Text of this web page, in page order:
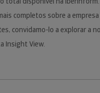
completos sobre a
convidamo-lo a explorar a
Insight View.